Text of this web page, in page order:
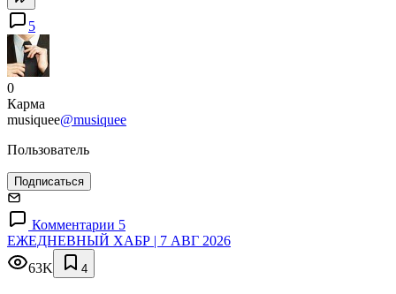
5
0
Карма
musiquee@musiquee
Пользователь
Подписаться
Комментарии 5
ЕЖЕДНЕВНЫЙ ХАБР | 7 АВГ 2026
63K
4